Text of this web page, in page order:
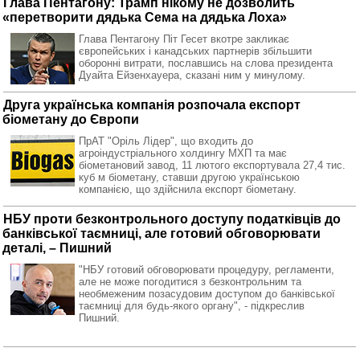
Глава Пентагону: Трамп нікому не дозволить
«перетворити дядька Сема на дядька Лоха»
Глава Пентагону Піт Гесет вкотре закликає
європейських і канадських партнерів збільшити
оборонні витрати, пославшись на слова президента
Дуайта Ейзенхауера, сказані ним у минулому.
Друга українська компанія розпочала експорт
біометану до Європи
ПрАТ "Оріль Лідер", що входить до
агроіндустріального холдингу МХП та має
біометановий завод, 11 лютого експортувала 27,4 тис.
куб м біометану, ставши другою українською
компанією, що здійснила експорт біометану.
НБУ проти безконтрольного доступу податківців до
банківської таємниці, але готовий обговорювати
деталі, – Пишний
"НБУ готовий обговорювати процедуру, регламенти,
але не може погодитися з безконтрольним та
необмеженим позасудовим доступом до банківської
таємниці для будь-якого органу", - підкреслив
Пишний.